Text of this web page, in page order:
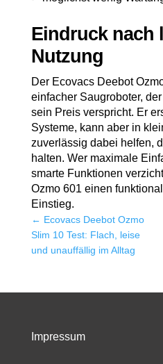
Eindruck nach
Nutzung
Der Ecovacs Deebot
einfacher Saugroboter,
sein Preis verspricht. Er
Systeme, kann aber in
zuverlässig dabei helfen,
halten. Wer maximale
smarte Funktionen
Ozmo 601 einen
Einstieg.
← Ecovacs Deebot Ozmo
Slim 10 Test: Flach, leise
und unauffällig im Alltag
Impressum